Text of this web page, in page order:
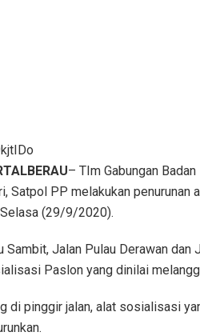
– TIm Gabungan
Satpol PP melakukan
(29/9/2020).
Sambit, Jalan Pulau Derawan
Paslon yang dinilai
di pinggir jalan, alat sosialisasi